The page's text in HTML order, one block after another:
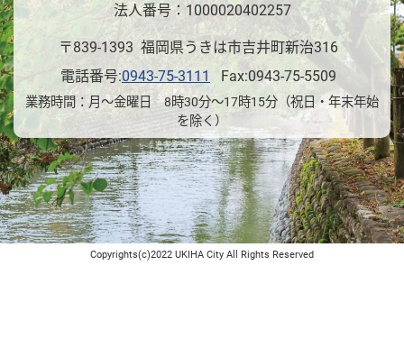
法人番号：1000020402257
〒839-1393 福岡県うきは市吉井町新治316
電話番号:0943-75-3111 Fax:0943-75-5509
業務時間：月～金曜日 8時30分～17時15分（祝日・年末年始
を除く）
Copyrights(c)2022 UKIHA City All Rights Reserved